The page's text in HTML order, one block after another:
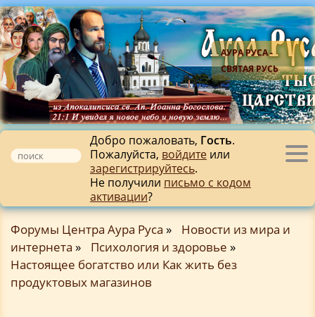
АУРА РУСА -
СВЯТАЯ РУСЬ
Добро пожаловать, Гость.
Пожалуйста, войдите или
зарегистрируйтесь.
Не получили письмо с кодом
активации?
Форумы Центра Аура Руса »
Новости из мира и
интернета » Психология и здоровье »
Настоящее богатство или Как жить без
продуктовых магазинов